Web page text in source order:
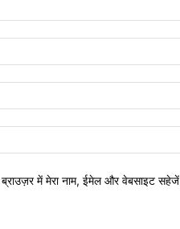
ब्राउज़र में मेरा नाम, ईमेल और वेबसाइट सहेजें